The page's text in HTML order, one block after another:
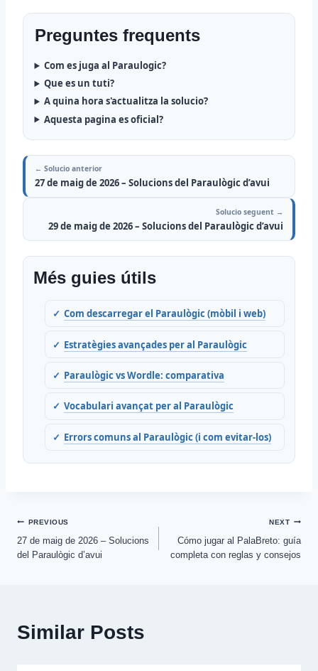
Preguntes frequents
Com es juga al Paraulogic?
Que es un tuti?
A quina hora s'actualitza la solucio?
Aquesta pagina es oficial?
← Solucio anterior
27 de maig de 2026 – Solucions del Paraulògic d’avui
Solucio seguent →
29 de maig de 2026 – Solucions del Paraulògic d’avui
Més guies útils
Com descarregar el Paraulògic (mòbil i web)
Estratègies avançades per al Paraulògic
Paraulògic vs Wordle: comparativa
Vocabulari avançat per al Paraulògic
Errors comuns al Paraulògic (i com evitar-los)
Post
navigation
PREVIOUS
27 de maig de 2026 – Solucions
del Paraulògic d’avui
NEXT
Cómo jugar al PalaBreto: guía
completa con reglas y consejos
Similar Posts